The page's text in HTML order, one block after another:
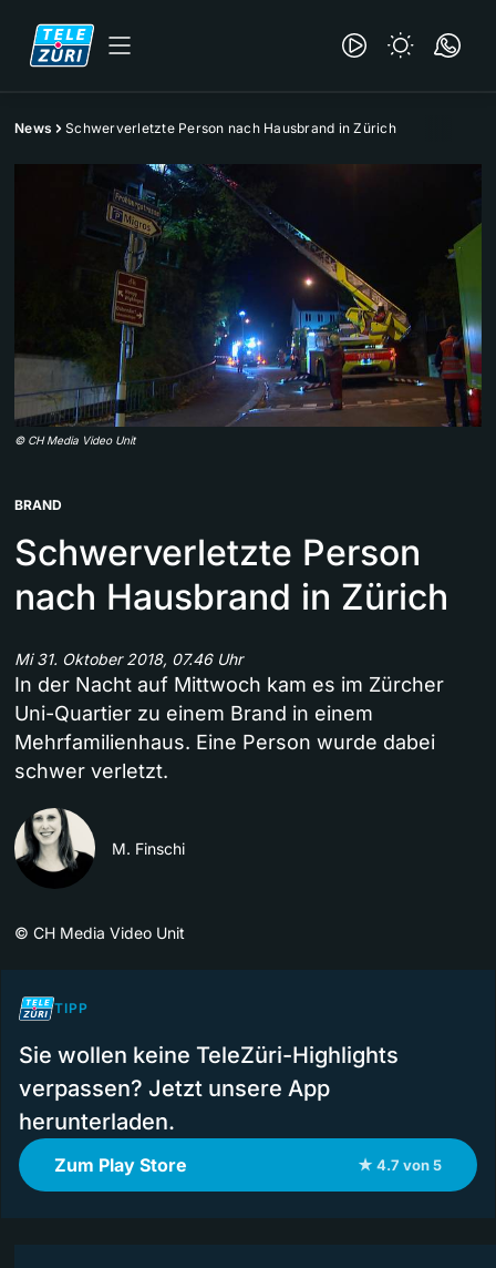
News Schwerverletzte Person nach Hausbrand in Zürich
© CH Media Video Unit
BRAND
Schwerverletzte Person
nach Hausbrand in Zürich
Mi 31. Oktober 2018, 07.46 Uhr
In der Nacht auf Mittwoch kam es im Zürcher
Uni-Quartier zu einem Brand in einem
Mehrfamilienhaus. Eine Person wurde dabei
schwer verletzt.
M. Finschi
© CH Media Video Unit
TIPP
Sie wollen keine TeleZüri-Highlights
verpassen? Jetzt unsere App
herunterladen.
Zum Play Store ★ 4.7 von 5